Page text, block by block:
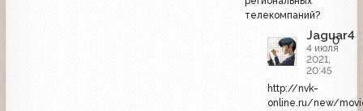
телекомпаний?
Jaguar4
4 июля
2021,
20:45
0
http://nvk-
online.ru/new/